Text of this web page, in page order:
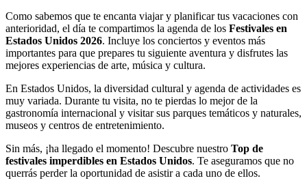
Como sabemos que te encanta viajar y planificar tus vacaciones con
anterioridad, el día te compartimos la agenda de los Festivales en
Estados Unidos 2026. Incluye los conciertos y eventos más
importantes para que prepares tu siguiente aventura y disfrutes las
mejores experiencias de arte, música y cultura.
En Estados Unidos, la diversidad cultural y agenda de actividades es
muy variada. Durante tu visita, no te pierdas lo mejor de la
gastronomía internacional y visitar sus parques temáticos y naturales,
museos y centros de entretenimiento.
Sin más, ¡ha llegado el momento! Descubre nuestro Top de
festivales imperdibles en Estados Unidos. Te aseguramos que no
querrás perder la oportunidad de asistir a cada uno de ellos.